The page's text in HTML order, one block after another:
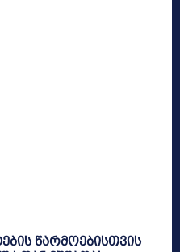
წარმოებისთვის